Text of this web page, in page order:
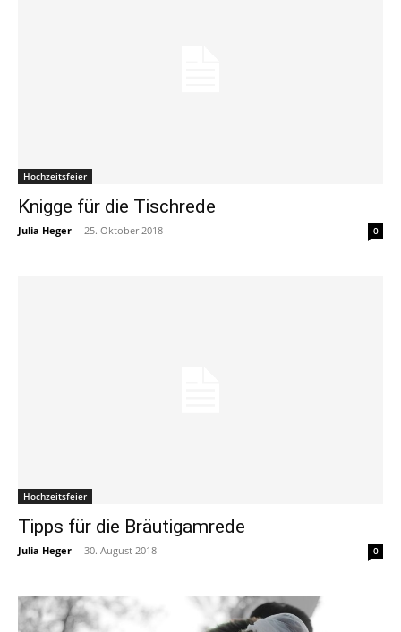
Hochzeitsfeier
Knigge für die Tischrede
Julia Heger - 25. Oktober 2018 0
Hochzeitsfeier
Tipps für die Bräutigamrede
Julia Heger - 30. August 2018 0